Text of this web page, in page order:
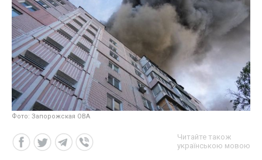
Фото: Запорожская ОВА
Читайте також
українською мовою